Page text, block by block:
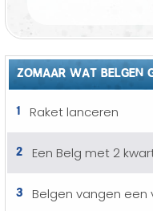
ZOMAAR WAT BELGEN
1
Raket lanceren
2 Een Belg met 2
3 Belgen vangen een